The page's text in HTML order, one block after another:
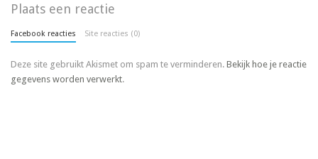
Plaats een reactie
Facebook reacties Site reacties (0)
Deze site gebruikt Akismet om spam te verminderen.Bekijk hoe je reactie
gegevens worden verwerkt.